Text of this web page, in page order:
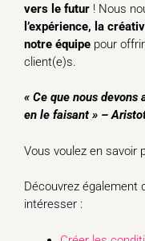
vers le futur ! Nous
l’expérience, la
notre équipe pour
client(e)s.
« Ce que nous devons
en le faisant » –
Vous voulez en savoir
Découvrez également
intéresser :